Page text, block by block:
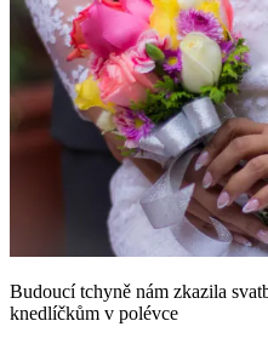
Budoucí tchyně nám zkazila
knedlíčkům v polévce